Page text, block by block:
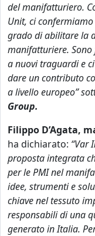
del manifatturiero.
Unit, ci
grado di abilitare la
manifatturiere.
a nuovi traguardi e
dare un contributo
a livello europeo”
Group.
Filippo D’Agata,
ha dichiarato: “Var
proposta integrata
per le PMI nel
idee, strumenti e
chiave nel tessuto
responsabili di una
generato in Italia.